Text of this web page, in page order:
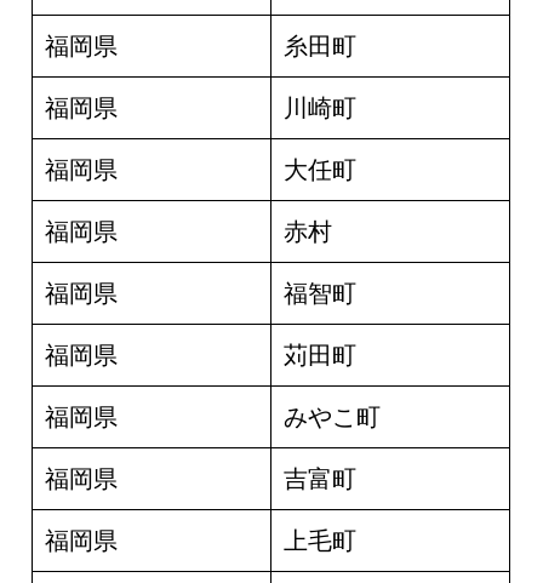
福岡県 糸田町
福岡県 川崎町
福岡県 大任町
福岡県 赤村
福岡県 福智町
福岡県 苅田町
福岡県 みやこ町
福岡県 吉富町
福岡県 上毛町